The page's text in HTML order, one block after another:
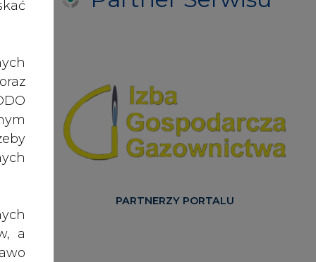
a
na
PARTNERZY PORTALU